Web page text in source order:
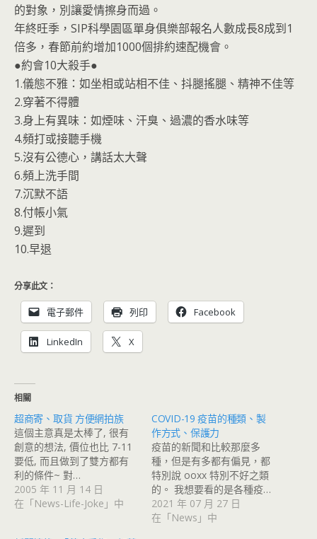
的對象，別讓愛情擦身而過。
年終旺季，SIP科學園區單身俱樂部報名人數成長8成到1
倍多，春節前約增加1000個排約速配機會。
●約會10大殺手●
1.儀態不雅：如坐相或站相不佳、抖腿搖腿、精神不佳等
2.穿著不得體
3.身上有異味：如煙味、汗臭、過濃的香水味等
4.頻打或接聽手機
5.沒有公德心，講話太大聲
6.頻上洗手間
7.沉默不語
8.付帳小氣
9.遲到
10.早退
分享此文：
電子郵件 列印 Facebook
LinkedIn X
相關
超商寄、取貨 方便網拍族
這個主意真是太棒了, 很有
創意的想法, 價位也比 7-11
要低, 而且做到了雙方都有
利的條件~ 對…
2005 年 11 月 14 日
在「News-Life-Joke」中
COVID-19 疫苗的種類、製
作方式、保護力
疫苗的新聞和比較那麼多
種，但是有多都有偏見，都
特別說 ooxx 特別不好之類
的。 我想要看的是各種疫…
2021 年 07 月 27 日
在「News」中